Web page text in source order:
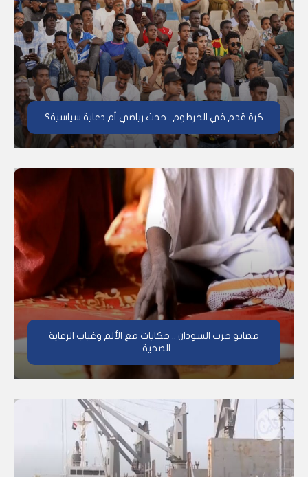
كرة قدم في الخرطوم.. حدث رياضي أم دعاية سياسية؟
مصابو حرب السودان .. حكايات مع الألم وغياب الرعاية
الصحية